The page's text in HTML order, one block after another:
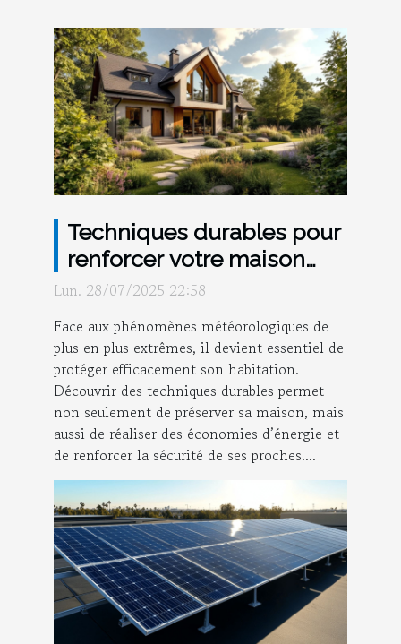
Techniques durables pour
renforcer votre maison
contre les intempéries
Lun. 28/07/2025 22:58
Face aux phénomènes météorologiques de
plus en plus extrêmes, il devient essentiel de
protéger efficacement son habitation.
Découvrir des techniques durables permet
non seulement de préserver sa maison, mais
aussi de réaliser des économies d’énergie et
de renforcer la sécurité de ses proches....